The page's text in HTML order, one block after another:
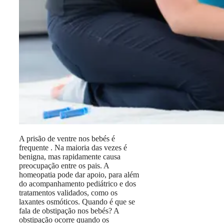
A prisão de ventre nos bebés é
frequente . Na maioria das vezes é
benigna, mas rapidamente causa
preocupação entre os pais. A
homeopatia pode dar apoio, para além
do acompanhamento pediátrico e dos
tratamentos validados, como os
laxantes osmóticos. Quando é que se
fala de obstipação nos bebés? A
obstipação ocorre quando os